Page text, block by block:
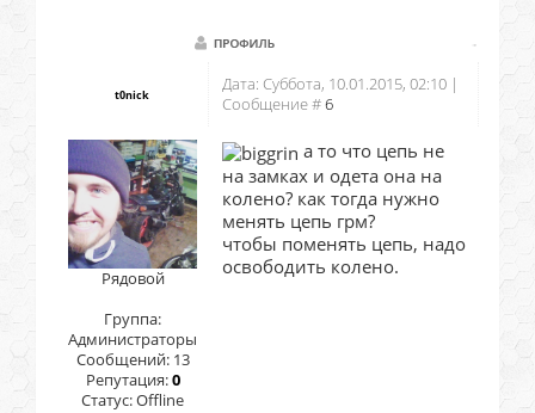
t0nick
Дата: Суббота, 10.01.2015, 02:10 |
Сообщение #6
Рядовой
Группа:
Администраторы
Сообщений: 13
Репутация:0
Статус:Offline
а то что цепь не
на замках и одета она на
колено? как тогда нужно
менять цепь грм?
чтобы поменять цепь, надо
освободить колено.